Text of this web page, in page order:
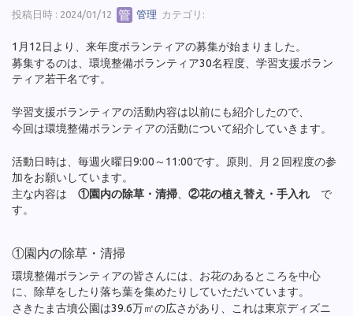
投稿日時 : 2024/01/12 管理 カテゴリ:
1月12日より、来年度ボランティアの募集が始まりました。
募集するのは、環境整備ボランティア30名程度、学習支援ボラン
ティア若干名です。
学習支援ボランティアの活動内容は以前にも紹介したので、
今回は環境整備ボランティアの活動について紹介していきます。
活動日時は、毎週火曜日9:00～11:00です。原則、月２回程度の参
加をお願いしています。
主な内容は ①園内の除草・清掃、 ②花の植え替え・手入れ で
す。
①園内の除草・清掃
環境整備ボランティアの皆さんには、お花のあるところを中心
に、除草をしたり落ち葉を集めたりしていただいています。
さきたま古墳公園は39.6万㎡の広さがあり、これは東京ディズニ